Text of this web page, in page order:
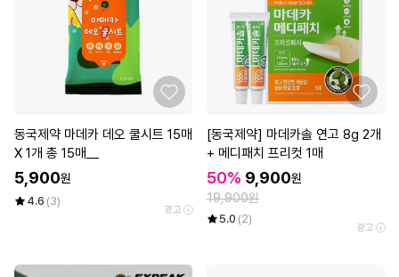
동국제약 마데카 데오 쿨시트 15매
X 1개 총 15매__
5,900원
4.6 (3)
광고
[동국제약] 마데카솔 연고 8g 2개
+ 메디패치 프리컷 1매
50% 9,900원
19,900원
5.0 (2)
광고